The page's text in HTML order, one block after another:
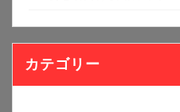
カテゴリー